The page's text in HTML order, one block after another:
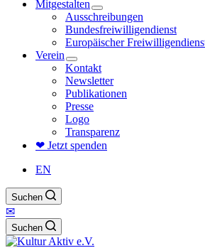
Mitgestalten
Ausschreibungen
Bundesfreiwilligendienst
Europäischer
Verein
Kontakt
Newsletter
Publikationen
Presse
Logo
Transparenz
❤ Jetzt spenden
EN
Suchen
✉
Suchen